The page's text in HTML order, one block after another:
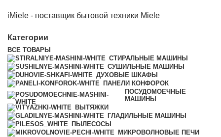
iMiele - поставщик бытовой техники Miele
Категории
ВСЕ ТОВАРЫ
СТИРАЛЬНЫЕ МАШИНЫ
СУШИЛЬНЫЕ МАШИНЫ
ДУХОВЫЕ ШКАФЫ
ПАНЕЛИ КОНФОРОК
ПОСУДОМОЕЧНЫЕ
МАШИНЫ
ВЫТЯЖКИ
ГЛАДИЛЬНЫЕ МАШИНЫ
ПЫЛЕСОСЫ
МИКРОВОЛНОВЫЕ ПЕЧИ